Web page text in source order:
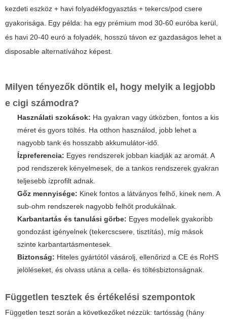
kezdeti eszköz + havi folyadékfogyasztás + tekercs/pod csere
gyakorisága. Egy példa: ha egy prémium mod 30-60 euróba kerül,
és havi 20-40 euró a folyadék, hosszú távon ez gazdaságos lehet a
disposable alternatívához képest.
Milyen tényezők döntik el, hogy melyik a legjobb
e cigi számodra?
Használati szokások: Ha gyakran vagy útközben, fontos a kis
méret és gyors töltés. Ha otthon használod, jobb lehet a
nagyobb tank és hosszabb akkumulátor-idő.
Ízpreferencia: Egyes rendszerek jobban kiadják az aromát. A
pod rendszerek kényelmesek, de a tankos rendszerek gyakran
teljesebb ízprofilt adnak.
Gőz mennyisége: Kinek fontos a látványos felhő, kinek nem. A
sub-ohm rendszerek nagyobb felhőt produkálnak.
Karbantartás és tanulási görbe: Egyes modellek gyakoribb
gondozást igényelnek (tekercscsere, tisztítás), míg mások
szinte karbantartásmentesek.
Biztonság: Hiteles gyártótól vásárolj, ellenőrizd a CE és RoHS
jelöléseket, és olvass utána a cella- és töltésbiztonságnak.
Független tesztek és értékelési szempontok
Független teszt során a következőket nézzük: tartósság (hány